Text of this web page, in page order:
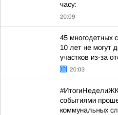
часу:
20:09
45 многодетных
10 лет не могут
участков из-за
20:03
событиями
коммунальных